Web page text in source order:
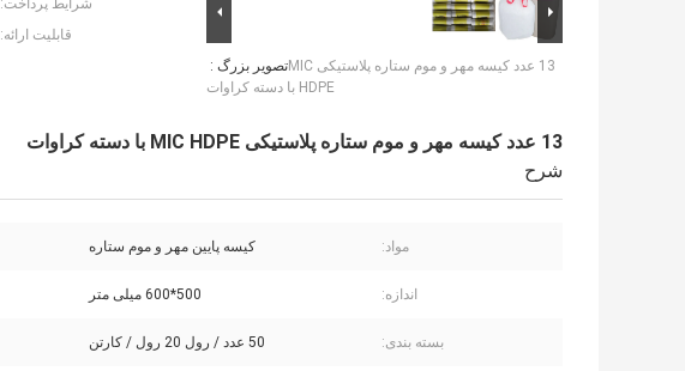
تصویر بزرگ :13 عدد کیسه مهر و موم ستاره پلاستیکی MIC
HDPE با دسته کراوات
شرایط پرداخت:
قابلیت ارائه:
13 عدد کیسه مهر و موم ستاره پلاستیکی MIC HDPE با دسته کراوات
شرح
مواد: کیسه پایین مهر و موم ستاره
اندازه: 500*600 میلی متر
بسته بندی: 50 عدد / رول 20 رول / کارتن